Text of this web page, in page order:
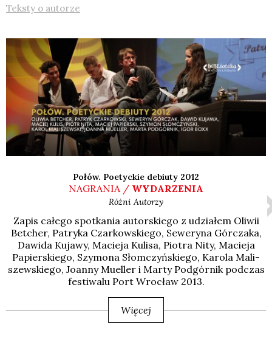
Teksty o autorze
Połów. Poetyckie debiuty 2012
NAGRANIA / WYDARZENIA
Różni Autorzy
Zapis całe­go spo­tka­nia autor­skie­go z udzia­łem Oli­wii
Bet­cher, Patry­ka Czar­kow­skie­go, Sewe­ry­na Gór­cza­ka,
Dawi­da Kuja­wy, Macie­ja Kuli­sa, Pio­tra Nity, Macie­ja
Papier­skie­go, Szy­mo­na Słom­czyń­skie­go, Karo­la Mali­
szew­skie­go, Joan­ny Muel­ler i Mar­ty Pod­gór­nik pod­czas
festi­wa­lu Port Wro­cław 2013.
Więcej